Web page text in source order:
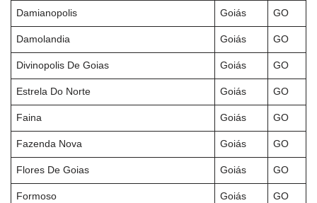
Damianopolis Goiás GO
Damolandia Goiás GO
Divinopolis De Goias Goiás GO
Estrela Do Norte Goiás GO
Faina Goiás GO
Fazenda Nova Goiás GO
Flores De Goias Goiás GO
Formoso Goiás GO